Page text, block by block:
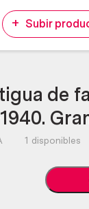
Subir
de
1 disponibles
Balanza
antigua